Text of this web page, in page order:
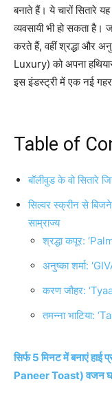
बनाते हैं। ये चारों सितारे
व्यवसायी भी हो सकता है।
करते हैं, वहीं श्रद्धा और
Luxury) को अपना
इस इंडस्ट्री में एक नई
Table of
बॉलीवुड के वो सितारे
सिल्वर स्क्रीन से
साम्राज्य
श्रद्धा कपूर:
अनुष्का शर्मा:
करण जौहर:
तमन्ना भाटिया:
सिर्फ 5 मिनट में बनाएं हाई
Paneer Toast) वजन